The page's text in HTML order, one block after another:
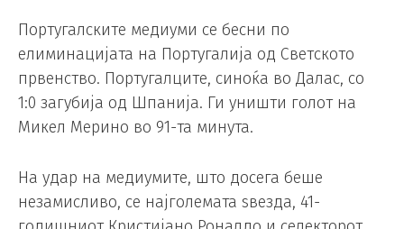
Португалските медиуми се бесни по
елиминацијата на Португалија од Светското
првенство. Португалците, синоќа во Далас, со
1:0 загубија од Шпанија. Ги уништи голот на
Микел Мерино во 91-та минута.
На удар на медиумите, што досега беше
незамисливо, се најголемата ѕвезда, 41-